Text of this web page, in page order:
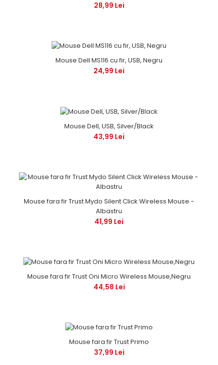
28,99 Lei
Mouse Dell MS116 cu fir, USB, Negru
24,99 Lei
Mouse Dell, USB, Silver/Black
43,99 Lei
Mouse fara fir Trust Mydo Silent Click Wireless Mouse -
Albastru
41,99 Lei
Mouse fara fir Trust Oni Micro Wireless Mouse,Negru
44,58 Lei
Mouse fara fir Trust Primo
37,99 Lei